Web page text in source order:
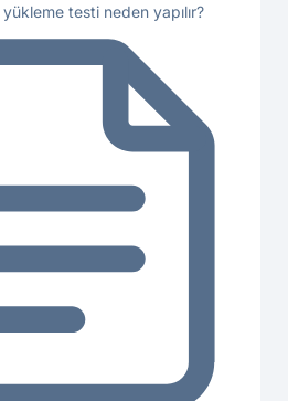
testi neden yapılır?